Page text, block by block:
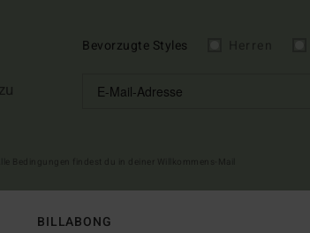
Bevorzugte Styles
BILLABONG